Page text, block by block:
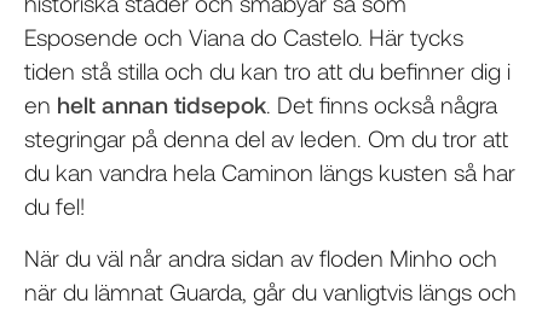
Esposende och Viana do Castelo. Här tycks
tiden stå stilla och du kan tro att du befinner dig i
en helt annan tidsepok. Det finns också några
stegringar på denna del av leden. Om du tror att
du kan vandra hela Caminon längs kusten så har
du fel!
När du väl når andra sidan av floden Minho och
när du lämnat Guarda, går du vanligtvis längs och